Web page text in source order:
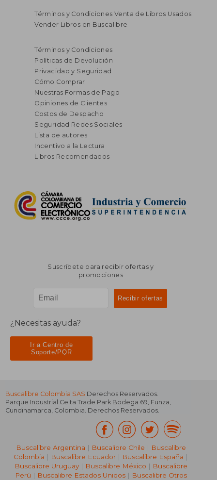
$ 151.281
Términos y Condiciones Venta de Libros Usados
Vender Libros en Buscalibre
Términos y Condiciones
Políticas de Devolución
Privacidad y Seguridad
Cómo Comprar
Nuestras Formas de Pago
Opiniones de Clientes
Costos de Despacho
Seguridad Redes Sociales
Lista de autores
Incentivo a la Lectura
Libros Recomendados
Suscríbete para recibir ofertas y
promociones
¿Necesitas ayuda?
Ir a Centro de
Soporte/PQR
Buscalibre Colombia SAS Derechos Reservados.
Parque Industrial Celta Trade Park Bodega 69, Funza,
Cundinamarca, Colombia. Derechos Reservados.
Buscalibre Argentina | Buscalibre Chile | Buscalibre
Colombia | Buscalibre Ecuador | Buscalibre España |
Buscalibre Uruguay| Buscalibre México | Buscalibre
Perú | Buscalibre Estados Unidos| Buscalibre Otros